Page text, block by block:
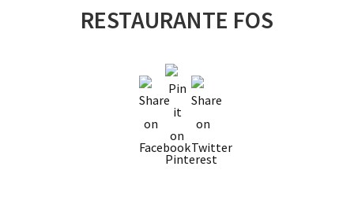
RESTAURANTE FOS